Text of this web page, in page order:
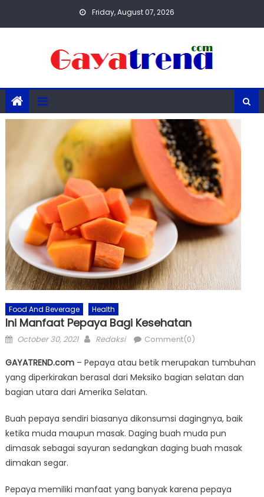
Friday, August 07, 2026
Food And Beverage Health
Ini Manfaat Pepaya Bagi Kesehatan
Posted
October 30, 2021 Author
Redaksi Comment(0)
GAYATREND.com– Pepaya atau betik merupakan tumbuhan
yang diperkirakan berasal dari Meksiko bagian selatan dan
bagian utara dari Amerika Selatan.
Buah pepaya sendiri biasanya dikonsumsi dagingnya, baik
ketika muda maupun masak. Daging buah muda pun
dimasak sebagai sayuran sedangkan daging buah masak
dimakan segar.
Pepaya memiliki manfaat yang banyak karena pepaya